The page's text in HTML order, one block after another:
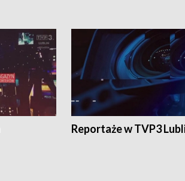
Reportaże w TVP3